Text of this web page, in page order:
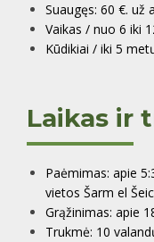
Suaugęs: 60 €. už
Vaikas / nuo 6 iki
Kūdikiai / iki 5
Laikas ir
Paėmimas: apie
vietos Šarm el
Grąžinimas: apie
Trukmė: 10